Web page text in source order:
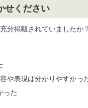
せください
分掲載されていましたか
や表現は分かりやすかっ
った